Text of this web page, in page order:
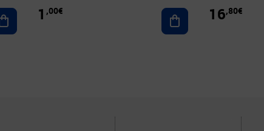
Ajouter au panier
1 ,00€ Ajouter au panier
16,80€